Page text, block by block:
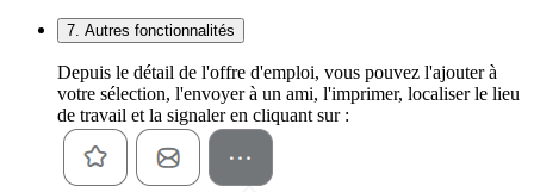
7. Autres fonctionnalités
Depuis le détail de l'offre d'emploi, vous pouvez l'ajouter à
votre sélection, l'envoyer à un ami, l'imprimer, localiser le lieu
de travail et la signaler en cliquant sur :